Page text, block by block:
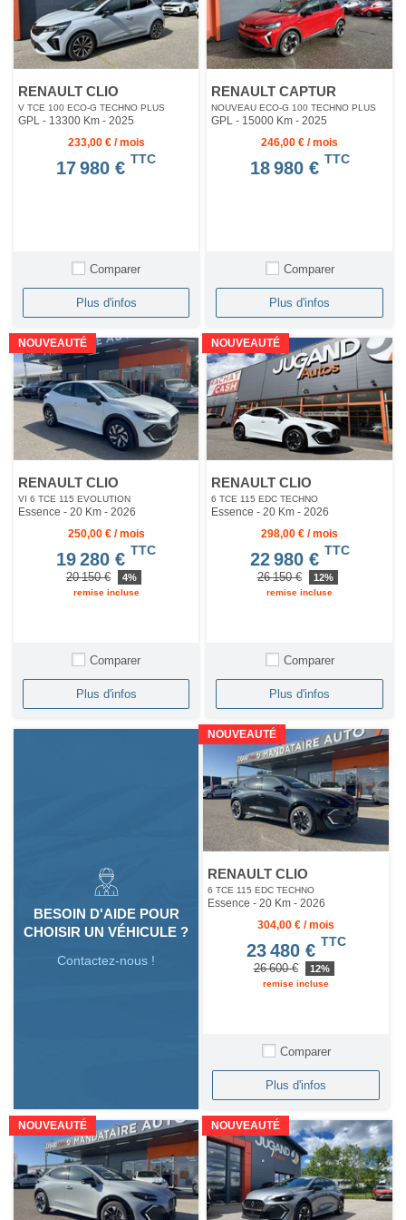
RENAULT CLIO
V TCE 100 ECO-G TECHNO PLUS
GPL - 13300 Km - 2025
233,00 € / mois
17 980 € TTC
Comparer
Plus d'infos
RENAULT CAPTUR
NOUVEAU ECO-G 100 TECHNO PLUS
GPL - 15000 Km- 2025
246,00 € / mois
18 980 € TTC
Comparer
Plus d'infos
NOUVEAUTÉ
RENAULT CLIO
VI 6 TCE 115 EVOLUTION
Essence - 20 Km - 2026
250,00 € / mois
19 280 € TTC
20 150 € 4%
remise incluse
Comparer
Plus d'infos
NOUVEAUTÉ
RENAULT CLIO
6 TCE 115 EDC TECHNO
Essence - 20 Km- 2026
298,00 € / mois
22 980 € TTC
26 150 € 12%
remise incluse
Comparer
Plus d'infos
BESOIN D'AIDE POUR
CHOISIR UN VÉHICULE ?
Contactez-nous !
NOUVEAUTÉ
RENAULT CLIO
6 TCE 115 EDC TECHNO
Essence - 20 Km- 2026
304,00 € / mois
23 480 € TTC
26 600 € 12%
remise incluse
Comparer
Plus d'infos
NOUVEAUTÉ NOUVEAUTÉ